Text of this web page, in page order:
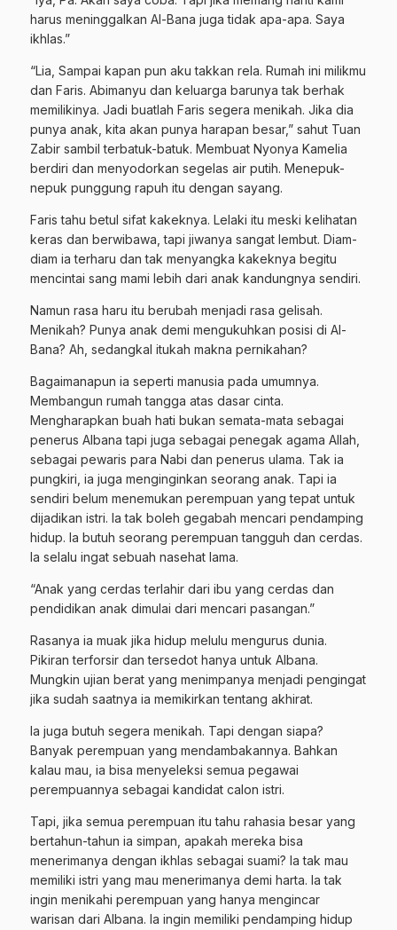
harus meninggalkan Al-Bana juga tidak apa-apa. Saya
ikhlas.”
“Lia, Sampai kapan pun aku takkan rela. Rumah ini milikmu
dan Faris. Abimanyu dan keluarga barunya tak berhak
memilikinya. Jadi buatlah Faris segera menikah. Jika dia
punya anak, kita akan punya harapan besar,” sahut Tuan
Zabir sambil terbatuk-batuk. Membuat Nyonya Kamelia
berdiri dan menyodorkan segelas air putih. Menepuk-
nepuk punggung rapuh itu dengan sayang.
Faris tahu betul sifat kakeknya. Lelaki itu meski kelihatan
keras dan berwibawa, tapi jiwanya sangat lembut. Diam-
diam ia terharu dan tak menyangka kakeknya begitu
mencintai sang mami lebih dari anak kandungnya sendiri.
Namun rasa haru itu berubah menjadi rasa gelisah.
Menikah? Punya anak demi mengukuhkan posisi di Al-
Bana? Ah, sedangkal itukah makna pernikahan?
Bagaimanapun ia seperti manusia pada umumnya.
Membangun rumah tangga atas dasar cinta.
Mengharapkan buah hati bukan semata-mata sebagai
penerus Albana tapi juga sebagai penegak agama Allah,
sebagai pewaris para Nabi dan penerus ulama. Tak ia
pungkiri, ia juga menginginkan seorang anak. Tapi ia
sendiri belum menemukan perempuan yang tepat untuk
dijadikan istri. Ia tak boleh gegabah mencari pendamping
hidup. Ia butuh seorang perempuan tangguh dan cerdas.
Ia selalu ingat sebuah nasehat lama.
“Anak yang cerdas terlahir dari ibu yang cerdas dan
pendidikan anak dimulai dari mencari pasangan.”
Rasanya ia muak jika hidup melulu mengurus dunia.
Pikiran terforsir dan tersedot hanya untuk Albana.
Mungkin ujian berat yang menimpanya menjadi pengingat
jika sudah saatnya ia memikirkan tentang akhirat.
Ia juga butuh segera menikah. Tapi dengan siapa?
Banyak perempuan yang mendambakannya. Bahkan
kalau mau, ia bisa menyeleksi semua pegawai
perempuannya sebagai kandidat calon istri.
Tapi, jika semua perempuan itu tahu rahasia besar yang
bertahun-tahun ia simpan, apakah mereka bisa
menerimanya dengan ikhlas sebagai suami? Ia tak mau
memiliki istri yang mau menerimanya demi harta. Ia tak
ingin menikahi perempuan yang hanya mengincar
warisan dari Albana. Ia ingin memiliki pendamping hidup